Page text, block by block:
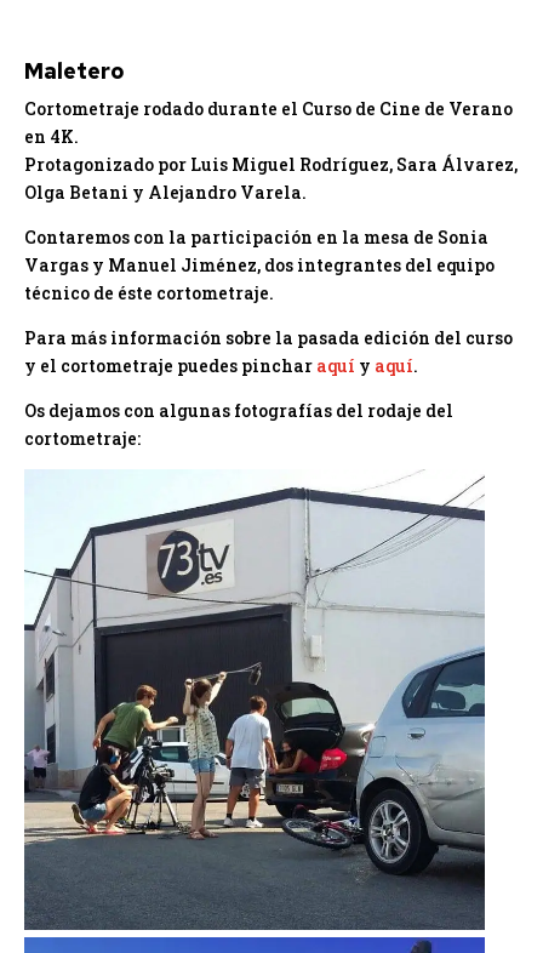
Maletero
Cortometraje rodado durante el Curso de Cine de Verano
en 4K.
Protagonizado por Luis Miguel Rodríguez, Sara Álvarez,
Olga Betani y Alejandro Varela.
Contaremos con la participación en la mesa de Sonia
Vargas y Manuel Jiménez, dos integrantes del equipo
técnico de éste cortometraje.
Para más información sobre la pasada edición del curso
y el cortometraje puedes pinchar aquí y aquí.
Os dejamos con algunas fotografías del rodaje del
cortometraje: